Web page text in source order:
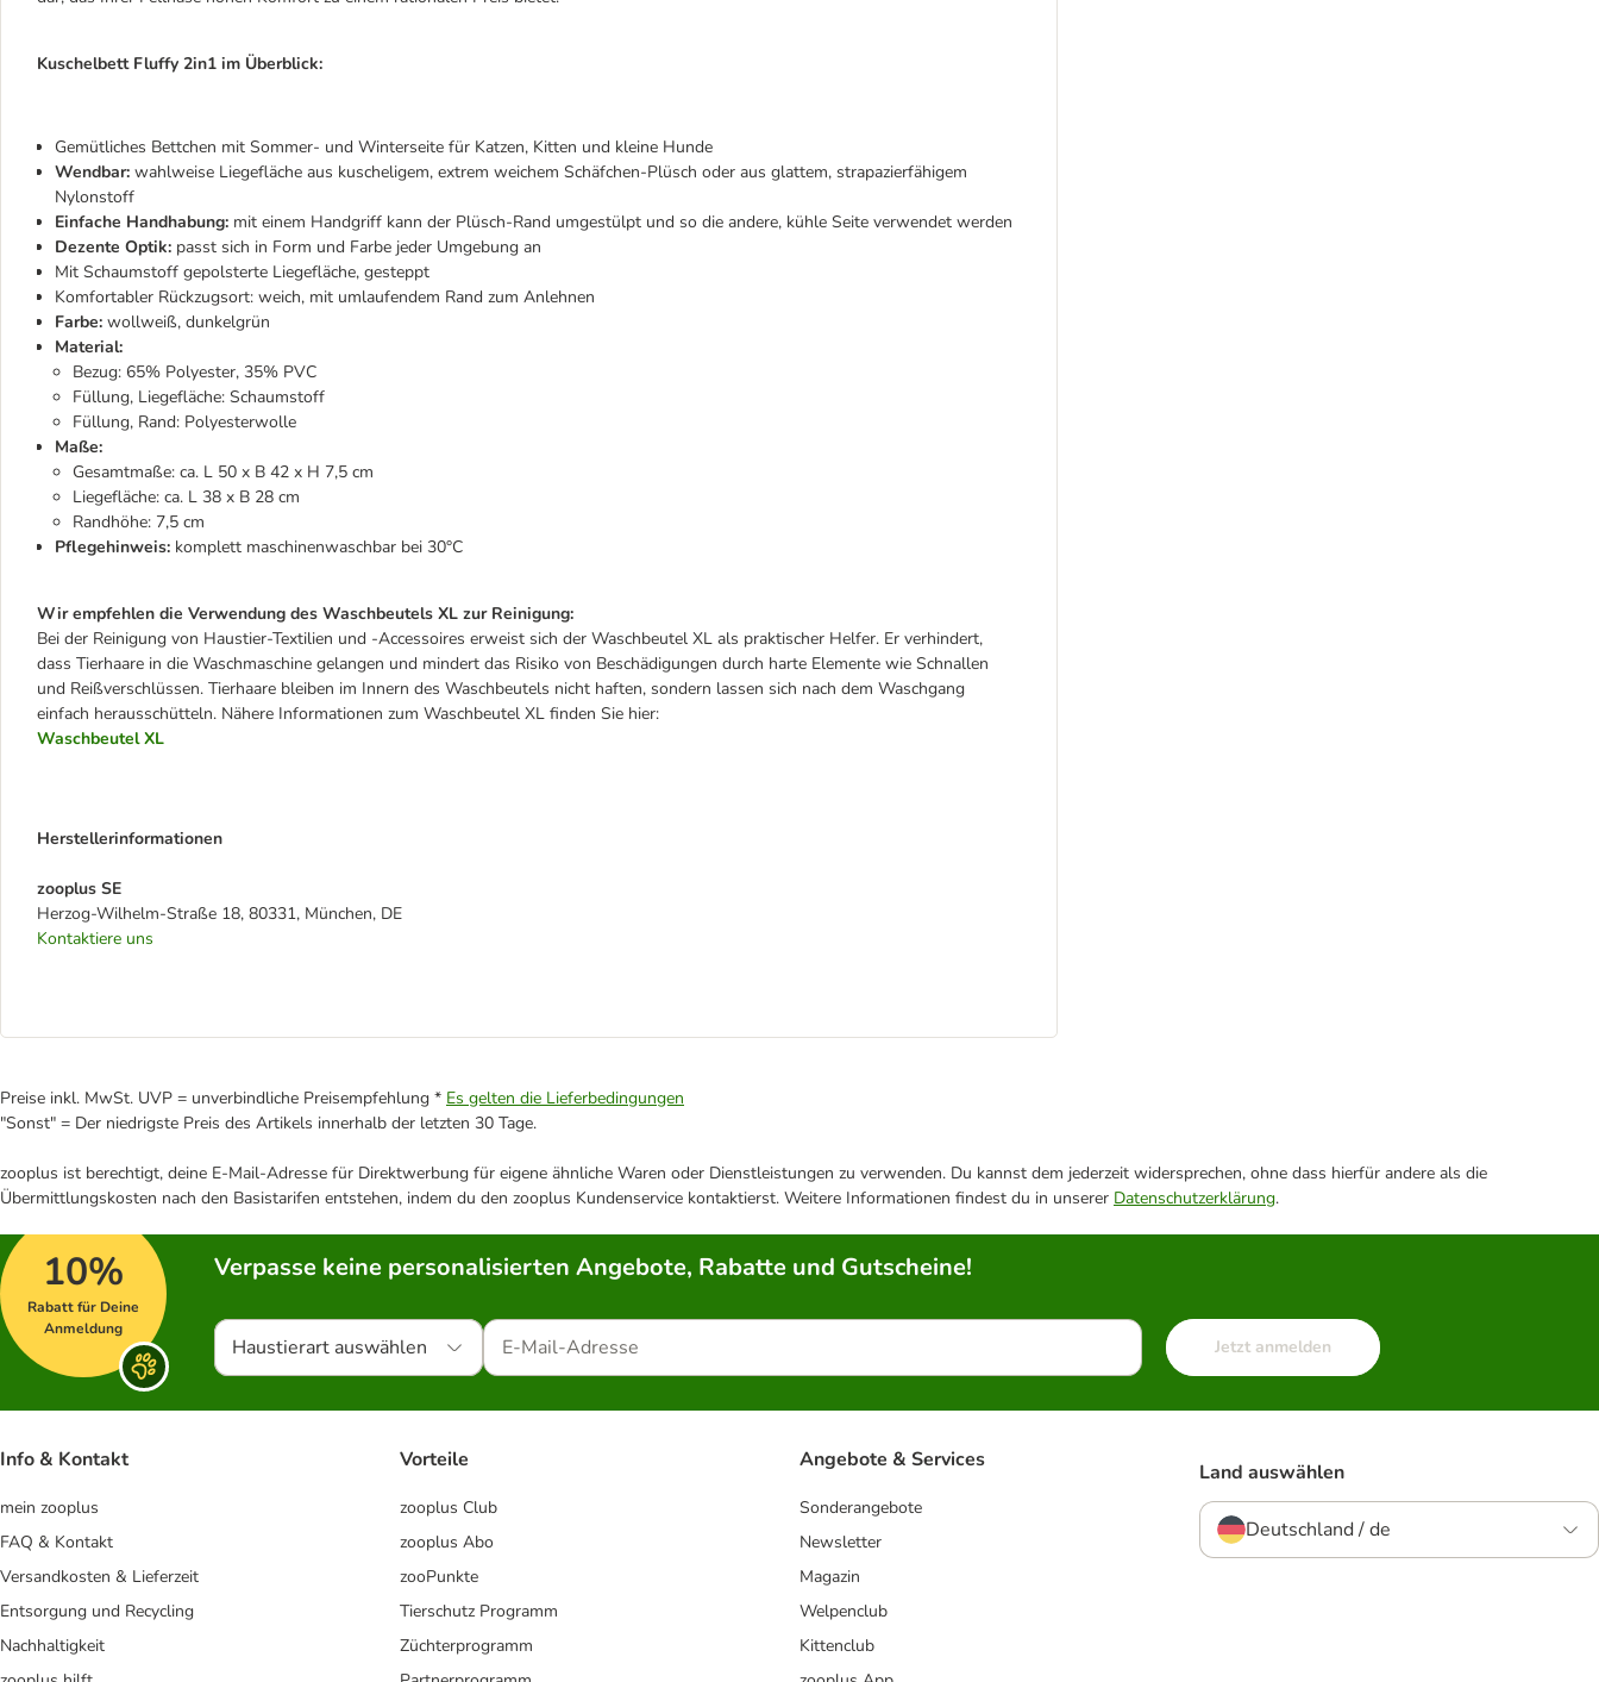
Kuschelbett Fluffy 2in1 im Überblick:
Gemütliches Bettchen mit Sommer- und Winterseite für Katzen, Kitten und kleine Hunde
Wendbar: wahlweise Liegefläche aus kuscheligem, extrem weichem Schäfchen-Plüsch oder aus glattem, strapazierfähigem
Nylonstoff
Einfache Handhabung: mit einem Handgriff kann der Plüsch-Rand umgestülpt und so die andere, kühle Seite verwendet werden
Dezente Optik: passt sich in Form und Farbe jeder Umgebung an
Mit Schaumstoff gepolsterte Liegefläche, gesteppt
Komfortabler Rückzugsort: weich, mit umlaufendem Rand zum Anlehnen
Farbe: wollweiß, dunkelgrün
Material:
Bezug: 65% Polyester, 35% PVC
Füllung, Liegefläche: Schaumstoff
Füllung, Rand: Polyesterwolle
Maße:
Gesamtmaße: ca. L 50 x B 42 x H 7,5 cm
Liegefläche: ca. L 38 x B 28 cm
Randhöhe: 7,5 cm
Pflegehinweis: komplett maschinenwaschbar bei 30°C
Wir empfehlen die Verwendung des Waschbeutels XL zur Reinigung:
Bei der Reinigung von Haustier-Textilien und -Accessoires erweist sich der Waschbeutel XL als praktischer Helfer. Er verhindert,
dass Tierhaare in die Waschmaschine gelangen und mindert das Risiko von Beschädigungen durch harte Elemente wie Schnallen
und Reißverschlüssen. Tierhaare bleiben im Innern des Waschbeutels nicht haften, sondern lassen sich nach dem Waschgang
einfach herausschütteln. Nähere Informationen zum Waschbeutel XL finden Sie hier:
Waschbeutel XL
Herstellerinformationen
zooplus SE
Herzog-Wilhelm-Straße 18, 80331, München, DE
Kontaktiere uns
Preise inkl. MwSt. UVP = unverbindliche Preisempfehlung * Es gelten die Lieferbedingungen
"Sonst" = Der niedrigste Preis des Artikels innerhalb der letzten 30 Tage.
zooplus ist berechtigt, deine E-Mail-Adresse für Direktwerbung für eigene ähnliche Waren oder Dienstleistungen zu verwenden. Du kannst dem jederzeit widersprechen, ohne dass hierfür andere als die
Übermittlungskosten nach den Basistarifen entstehen, indem du den zooplus Kundenservice kontaktierst. Weitere Informationen findest du in unserer Datenschutzerklärung.
10%
Rabatt für Deine
Anmeldung
Verpasse keine personalisierten Angebote, Rabatte und Gutscheine!
Haustierart auswählen Jetzt anmelden
Info & Kontakt
mein zooplus
FAQ & Kontakt
Versandkosten & Lieferzeit
Entsorgung und Recycling
Nachhaltigkeit
Vorteile
zooplus Club
zooplus Abo
zooPunkte
Tierschutz Programm
Züchterprogramm
Angebote & Services
Sonderangebote
Newsletter
Magazin
Welpenclub
Kittenclub
Land auswählen
Deutschland / de